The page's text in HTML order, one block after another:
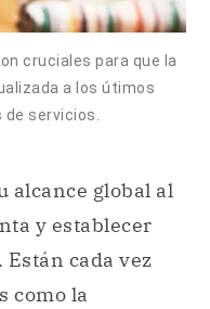
cruciales para que la
a los útimos
de servicios.
alcance global al
y establecer
cada vez
como la